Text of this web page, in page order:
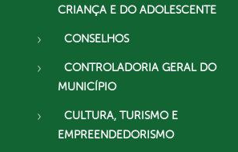
CRIANÇA E DO ADOLESCENTE
CONSELHOS
CONTROLADORIA GERAL DO
MUNICÍPIO
CULTURA, TURISMO E
EMPREENDEDORISMO